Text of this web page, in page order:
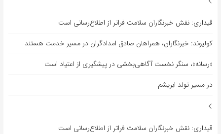
قیداری: نقش خبرنگاران سلامت فراتر از اطلاع‌رسانی است
کولیوند: خبرنگاران، همراهان صادق امدادگران در مسیر خدمت هستند
«رسانه»، سنگر نخست آگاهی‌بخشی در پیشگیری از اعتیاد است
در مسیر تولد ابریشم
قیداری: نقش خبرنگاران سلامت فراتر از اطلاع‌رسانی است